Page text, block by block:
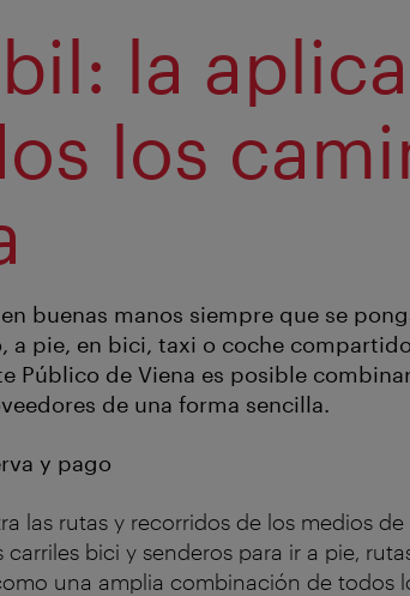
la
los
buenas manos siempre que se
a pie, en bici, taxi o coche
Público de Viena es posible
de una forma sencilla.
y pago
las rutas y recorridos de los medios
bici y senderos para ir a pie,
una amplia combinación de todos